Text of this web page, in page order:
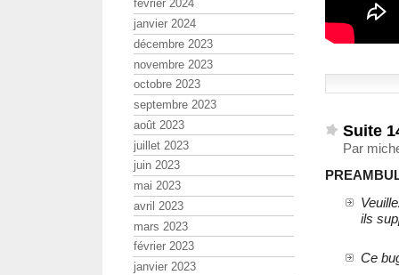
Suite
Par
ils
Ce
février 2024
janvier 2024
décembre 2023
novembre 2023
octobre 2023
septembre 2023
août 2023
juillet 2023
juin 2023
mai 2023
avril 2023
mars 2023
février 2023
janvier 2023